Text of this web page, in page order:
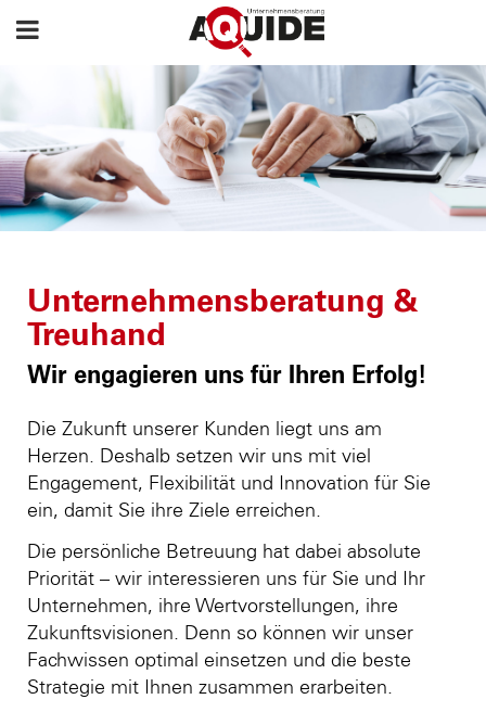
Unternehmensberatung &
Treuhand
Wir engagieren uns für Ihren Erfolg!
Die Zukunft unserer Kunden liegt uns am
Herzen. Deshalb setzen wir uns mit viel
Engagement, Flexibilität und Innovation für Sie
ein, damit Sie ihre Ziele erreichen.
Die persönliche Betreuung hat dabei absolute
Priorität – wir interessieren uns für Sie und Ihr
Unternehmen, ihre Wertvorstellungen, ihre
Zukunftsvisionen. Denn so können wir unser
Fachwissen optimal einsetzen und die beste
Strategie mit Ihnen zusammen erarbeiten.